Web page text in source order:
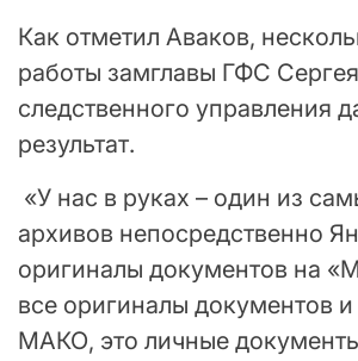
Как отметил Аваков,
работы замглавы ГФС
следственного управления
результат.
«У нас в руках – один из
архивов непосредственно
оригиналы документов на
все оригиналы документов
МАКО, это личные